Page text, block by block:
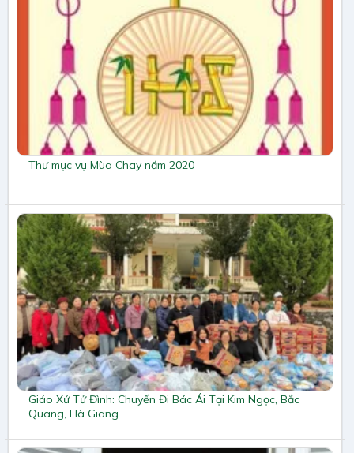
Thư mục vụ Mùa Chay năm 2020
Giáo Xứ Tử Đình: Chuyến Đi Bác Ái Tại Kim Ngọc, Bắc
Quang, Hà Giang